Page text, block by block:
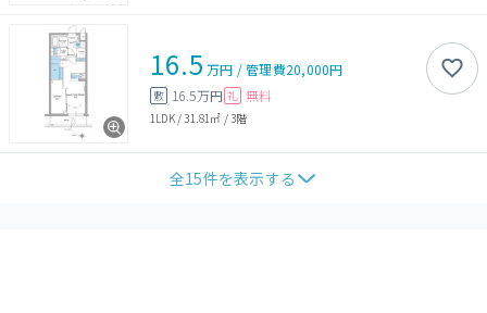
16.5 万円 /管理費20,000円
敷 16.5万円 礼 無料
1LDK/31.81㎡ /3階
全15件を表示する